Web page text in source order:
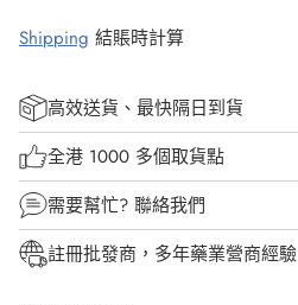
Shipping 結賬時計算
高效送貨、最快隔日到貨
全港 1000 多個取貨點
需要幫忙? 聯絡我們
註冊批發商，多年藥業營商經驗